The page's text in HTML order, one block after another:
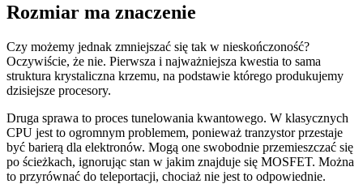
Rozmiar ma znaczenie
Czy możemy jednak zmniejszać się tak w nieskończoność?
Oczywiście, że nie. Pierwsza i najważniejsza kwestia to sama
struktura krystaliczna krzemu, na podstawie którego produkujemy
dzisiejsze procesory.
Druga sprawa to proces tunelowania kwantowego. W klasycznych
CPU jest to ogromnym problemem, ponieważ tranzystor przestaje
być barierą dla elektronów. Mogą one swobodnie przemieszczać się
po ścieżkach, ignorując stan w jakim znajduje się MOSFET. Można
to przyrównać do teleportacji, chociaż nie jest to odpowiednie.